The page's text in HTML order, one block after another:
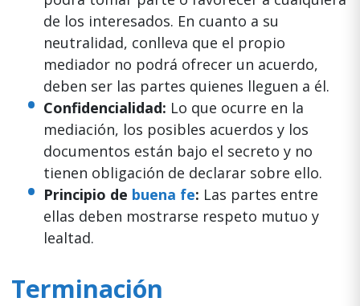
de los interesados. En cuanto a su
neutralidad, conlleva que el propio
mediador no podrá ofrecer un acuerdo,
deben ser las partes quienes lleguen a él.
Confidencialidad: Lo que ocurre en la
mediación, los posibles acuerdos y los
documentos están bajo el secreto y no
tienen obligación de declarar sobre ello.
Principio de buena fe: Las partes entre
ellas deben mostrarse respeto mutuo y
lealtad.
Terminación